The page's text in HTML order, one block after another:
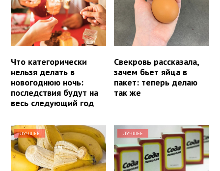
Что категорически
нельзя делать в
новогоднюю ночь:
последствия будут на
весь следующий год
Свекровь рассказала,
зачем бьет яйца в
пакет: теперь делаю
так же
ЛУЧШЕЕ ЛУЧШЕЕ